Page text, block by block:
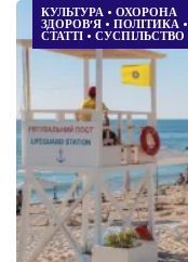
КУЛЬТУРА • ОХОРОНА
ЗДОРОВ’Я • ПОЛІТИКА •
СТАТТІ • СУСПІЛЬСТВО